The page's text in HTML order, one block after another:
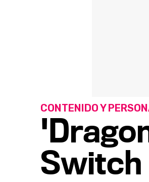
Switch
CONTENIDO Y